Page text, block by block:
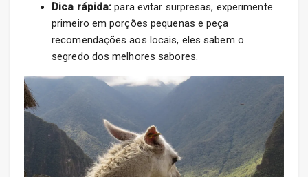
Dica rápida: para evitar surpresas, experimente
primeiro em porções pequenas e peça
recomendações aos locais, eles sabem o
segredo dos melhores sabores.